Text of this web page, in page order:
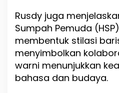
Rusdy juga
Sumpah Pemuda
membentuk stilasi
menyimbolkan
warni menunjukkan
bahasa dan budaya.